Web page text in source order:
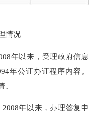
情况
年以来，受理政府信息
年公证办证程序内容。
。
2008年以来，办理答复申